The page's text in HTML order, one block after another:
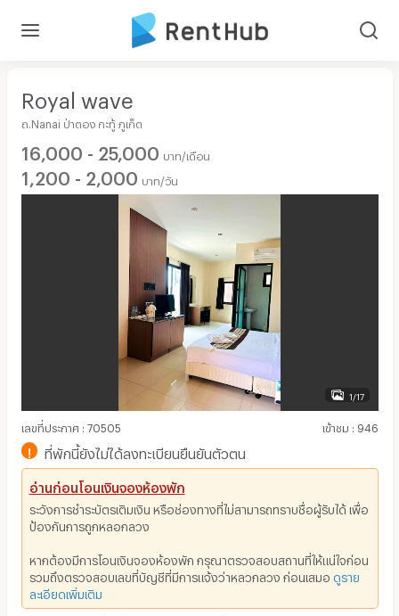
Royal wave
ถ.Nanai ป่าตอง กะทู้ ภูเก็ต
16,000 - 25,000 บาท/เดือน
1,200 - 2,000 บาท/วัน
1/17
เลขที่ประกาศ : 70505 เข้าชม : 946
! ที่พักนี้ยังไม่ได้ลงทะเบียนยืนยันตัวตน
อ่านก่อนโอนเงินจองห้องพัก
ระวังการชำระบัตรเติมเงิน หรือช่องทางที่ไม่สามารถทราบชื่อผู้รับได้ เพื่อ
ป้องกันการถูกหลอกลวง
หากต้องมีการโอนเงินจองห้องพัก กรุณาตรวจสอบสถานที่ให้แน่ใจก่อน
รวมถึงตรวจสอบเลขที่บัญชีที่มีการแจ้งว่าหลวกลวง ก่อนเสมอ ดูราย
ละเอียดเพิ่มเติม